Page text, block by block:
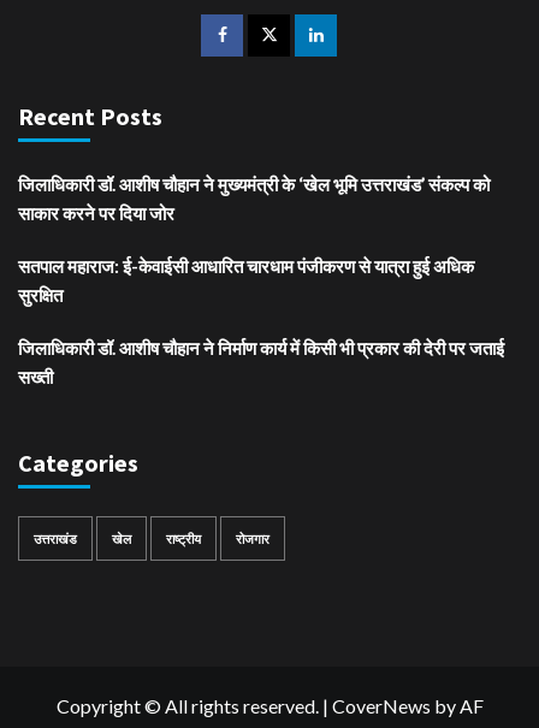
Recent Posts
जिलाधिकारी डॉ. आशीष चौहान ने मुख्यमंत्री के ‘खेल भूमि उत्तराखंड’ संकल्प को
साकार करने पर दिया जोर
सतपाल महाराज: ई-केवाईसी आधारित चारधाम पंजीकरण से यात्रा हुई अधिक
सुरक्षित
जिलाधिकारी डॉ. आशीष चौहान ने निर्माण कार्य में किसी भी प्रकार की देरी पर जताई
सख्ती
Categories
उत्तराखंड खेल राष्ट्रीय रोजगार
Copyright © All rights reserved. | CoverNews by AF